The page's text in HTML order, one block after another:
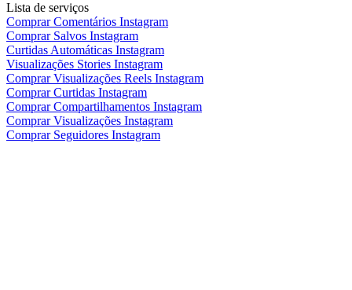
Lista de serviços
Comprar Comentários Instagram
Comprar Salvos Instagram
Curtidas Automáticas Instagram
Visualizações Stories Instagram
Comprar Visualizações Reels Instagram
Comprar Curtidas Instagram
Comprar Compartilhamentos Instagram
Comprar Visualizações Instagram
Comprar Seguidores Instagram